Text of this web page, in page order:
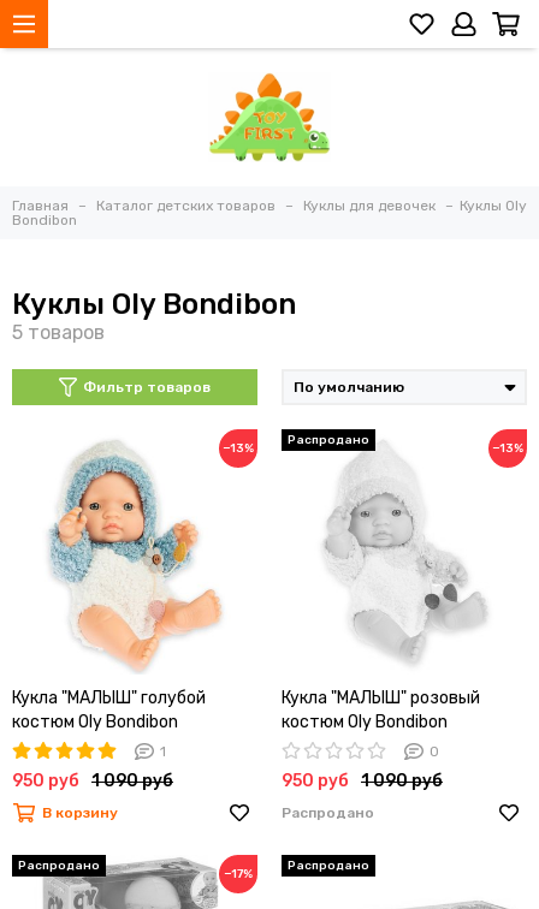
Главная Каталог детских товаров Куклы для девочек
Куклы Oly
Bondibon
Куклы Oly Bondibon
Фильтр товаров
−13%
Кукла "МАЛЫШ" голубой
костюм Oly Bondibon
1
950 руб 1 090 руб
В корзину
−13%
Кукла "МАЛЫШ" розовый
костюм Oly Bondibon
0
950 руб 1 090 руб
Распродано
−17%